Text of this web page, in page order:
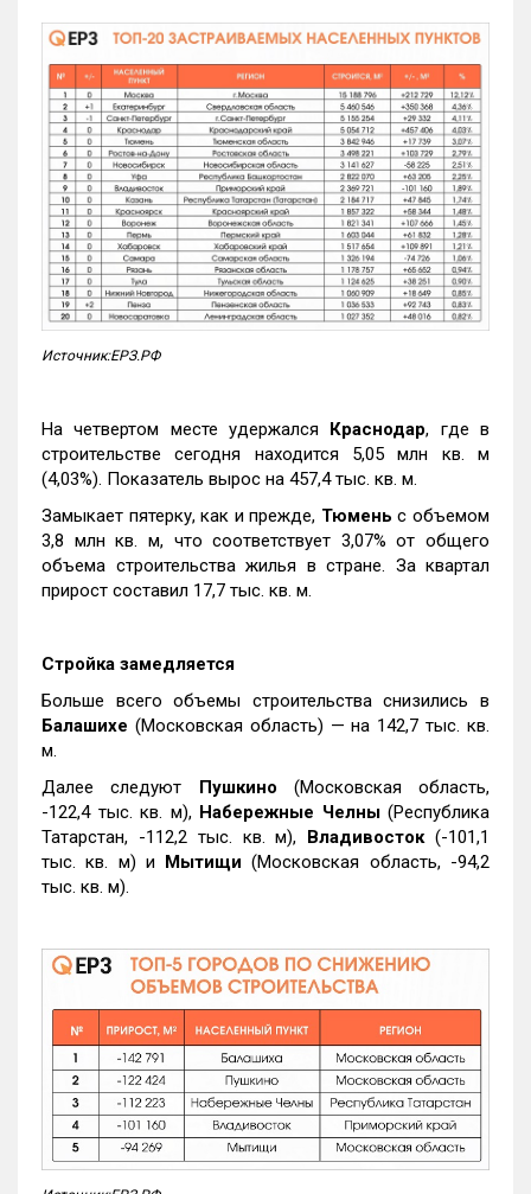
Источник:ЕРЗ.РФ
На четвертом месте удержался Краснодар, где в
строительстве сегодня находится 5,05 млн кв. м
(4,03%). Показатель вырос на 457,4 тыс. кв. м.
Замыкает пятерку, как и прежде, Тюмень с объемом
3,8 млн кв. м, что соответствует 3,07% от общего
объема строительства жилья в стране. За квартал
прирост составил 17,7 тыс. кв. м.
Стройка замедляется
Больше всего объемы строительства снизились в
Балашихе (Московская область) — на 142,7 тыс. кв.
м.
Далее следуют Пушкино (Московская область,
-122,4 тыс. кв. м), Набережные Челны(Республика
Татарстан, -112,2 тыс. кв. м), Владивосток(-101,1
тыс. кв. м) и Мытищи (Московская область, -94,2
тыс. кв. м).